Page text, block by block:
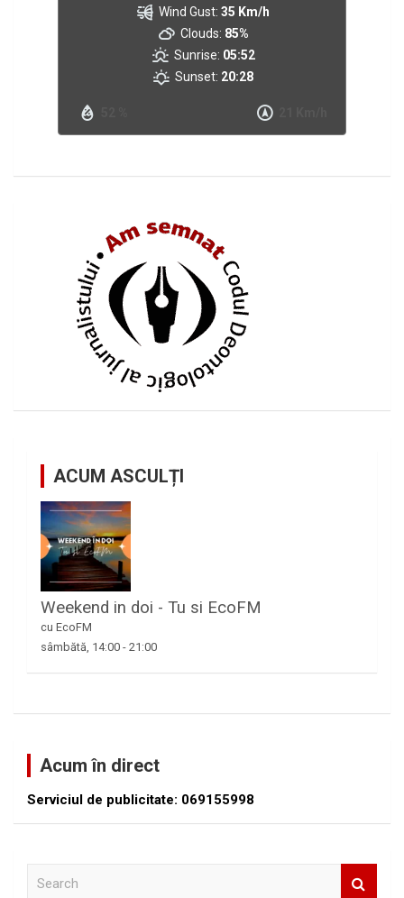
Wind Gust: 35 Km/h
Clouds: 85%
Sunrise: 05:52
Sunset: 20:28
ACUM ASCULȚI
Weekend in doi - Tu si EcoFM
cu EcoFM
sâmbătă, 14:00 - 21:00
Acum în direct
Serviciul de publicitate: 069155998